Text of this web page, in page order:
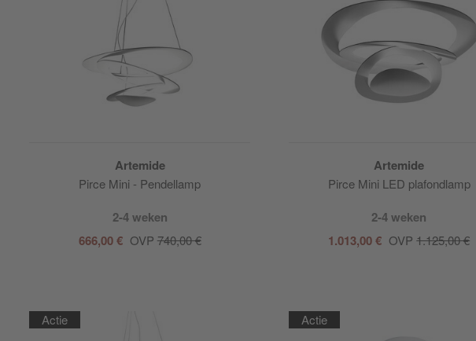
Artemide
Pirce Mini - Pendellamp
2-4 weken
666,00 € OVP 740,00 €
Artemide
Pirce Mini LED plafondlamp
2-4 weken
1.013,00 € OVP1.125,00 €
Actie Actie